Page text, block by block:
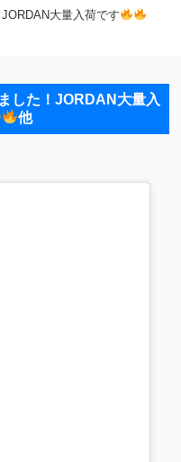
大量入荷です
した！JORDAN大量入
他